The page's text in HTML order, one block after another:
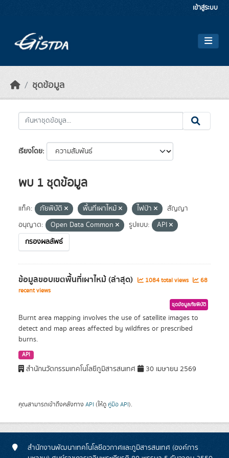
เข้าสู่ระบบ
ชุดข้อมูล
เรียงโดย
พบ 1 ชุดข้อมูล
แท็ค: ภัยพิบัติ พื้นที่เผาไหม้ ไฟป่า
สัญญา
อนุญาต:
Open Data Common รูปแบบ:
API
กรองผลลัพธ์
ข้อมูลขอบเขตพื้นที่เผาไหม้ (ล่าสุด) 1084 total views
68
recent views
ชุดข้อมูลภัยพิบัติ
Burnt area mapping involves the use of satellite images to
detect and map areas affected by wildfires or prescribed
burns.
API
สำนักนวัตกรรมเทคโนโลยีภูมิสารสนเทศ 30 เมษายน 2569
คุณสามารถเข้าถึงคลังทาง API (ให้ดู คู่มือ API).
สำนักงานพัฒนาเทคโนโลยีอวกาศและภูมิสารสนเทศ (องค์การ